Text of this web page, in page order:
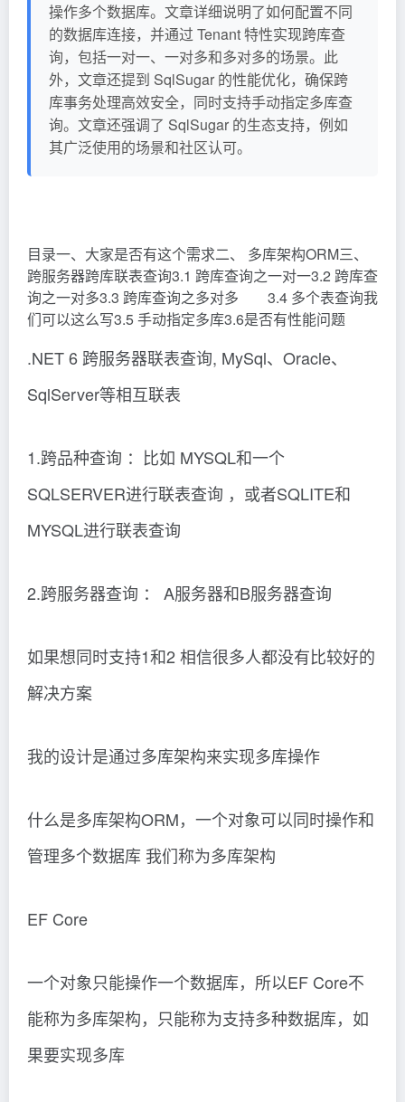
操作多个数据库。文章详细说明了如何配置不同
的数据库连接，并通过 Tenant 特性实现跨库查
询，包括一对一、一对多和多对多的场景。此
外，文章还提到 SqlSugar 的性能优化，确保跨
库事务处理高效安全，同时支持手动指定多库查
询。文章还强调了 SqlSugar 的生态支持，例如
其广泛使用的场景和社区认可。
目录一、大家是否有这个需求二、 多库架构ORM三、
跨服务器跨库联表查询3.1 跨库查询之一对一3.2 跨库查
询之一对多3.3 跨库查询之多对多 3.4 多个表查询我
们可以这么写3.5 手动指定多库3.6是否有性能问题
.NET 6 跨服务器联表查询, MySql、Oracle、
SqlServer等相互联表
1.跨品种查询 ：比如 MYSQL和一个
SQLSERVER进行联表查询 ，或者SQLITE和
MYSQL进行联表查询
2.跨服务器查询 ： A服务器和B服务器查询
如果想同时支持1和2 相信很多人都没有比较好的
解决方案
我的设计是通过多库架构来实现多库操作
什么是多库架构ORM，一个对象可以同时操作和
管理多个数据库 我们称为多库架构
EF Core
一个对象只能操作一个数据库，所以EF Core不
能称为多库架构，只能称为支持多种数据库，如
果要实现多库